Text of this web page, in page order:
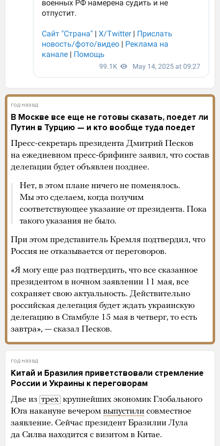
год назад
В Москве все еще не готовы сказать, поедет ли
Путин в Турцию — и кто вообще туда поедет
Пресс-секретарь президента Дмитрий Песков
на ежедневном пресс-брифинге заявил, что состав
делегации будет объявлен позднее.
Нет, в этом плане ничего не поменялось.
Мы это сделаем, когда получим
соответствующее указание от президента. Пока
такого указания не было.
При этом представитель Кремля подтвердил, что
Россия не отказывается от переговоров.
«Я могу еще раз подтвердить, что все сказанное
президентом в ночном заявлении 11 мая, все
сохраняет свою актуальность. Действительно
российская делегация будет ждать украинскую
делегацию в Стамбуле 15 мая в четверг, то есть
завтра», — сказал Песков.
год назад
Китай и Бразилия приветствовали стремление
России и Украины к переговорам
Две из трех крупнейших экономик Глобального
Юга накануне вечером выпустили совместное
заявление. Сейчас президент Бразилии Лула
да Силва находится с визитом в Китае.